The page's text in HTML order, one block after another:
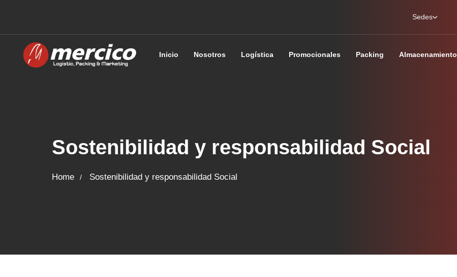
Sedes
Inicio Nosotros Logística Promocionales Packing Almacenamiento
Sostenibilidad y responsabilidad Social
Home Sostenibilidad y responsabilidad Social